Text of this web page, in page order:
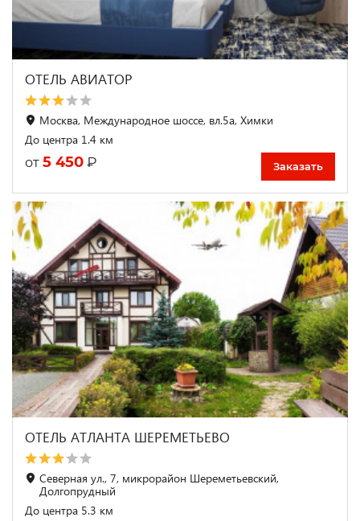
ОТЕЛЬ АВИАТОР
Москва, Международное шоссе, вл.5а, Химки
До центра 1.4 км
от 5 450 ₽ Заказать
ОТЕЛЬ АТЛАНТА ШЕРЕМЕТЬЕВО
Северная ул., 7, микрорайон Шереметьевский,
Долгопрудный
До центра 5.3 км